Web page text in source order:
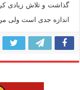
گذاشت و تلاش زیادی
اندازه جدی است ولی